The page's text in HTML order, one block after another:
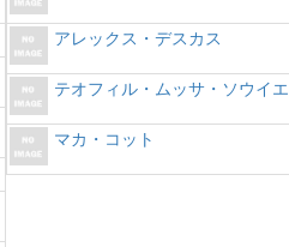
アレックス・デスカス
テオフィル・ムッサ・ソウイエ
マカ・コット